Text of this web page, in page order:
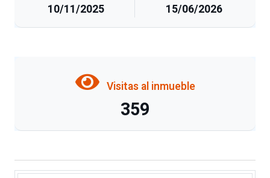
10/11/2025 15/06/2026
Visitas al inmueble
359